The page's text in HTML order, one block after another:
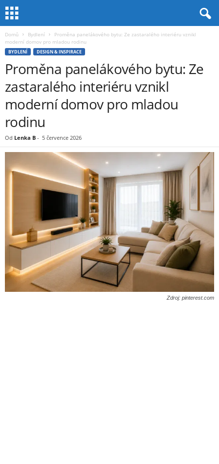
Domů Bydlení
Proměna panelákového bytu: Ze zastaralého interiéru vznikl
moderní domov pro mladou rodinu
BYDLENÍ DESIGN & INSPIRACE
Proměna panelákového bytu: Ze
zastaralého interiéru vznikl
moderní domov pro mladou
rodinu
Od Lenka B - 5 července 2026
Zdroj: pinterest.com